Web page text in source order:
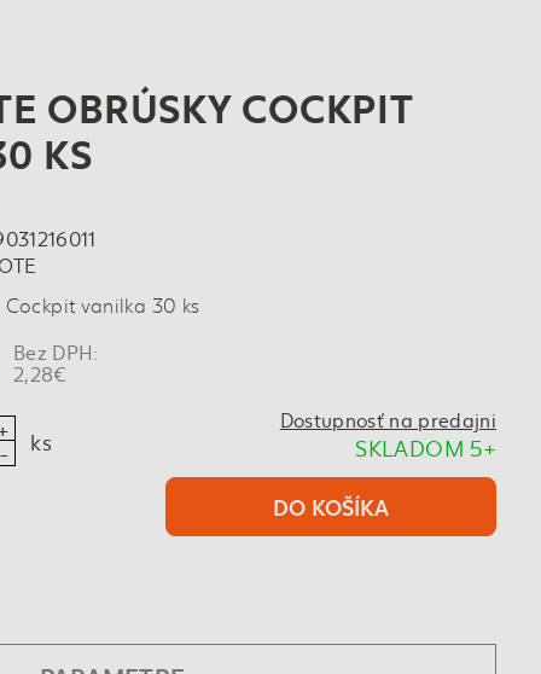
OBRÚSKY COCKPIT
KS
Cockpit vanilka 30 ks
Bez DPH:
2,28€
ks
Dostupnosť na predajni
SKLADOM 5+
DO KOŠÍKA